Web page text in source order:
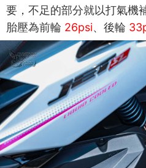
要，不足的部分就以打氣機
胎壓為前輪 26psi、後輪